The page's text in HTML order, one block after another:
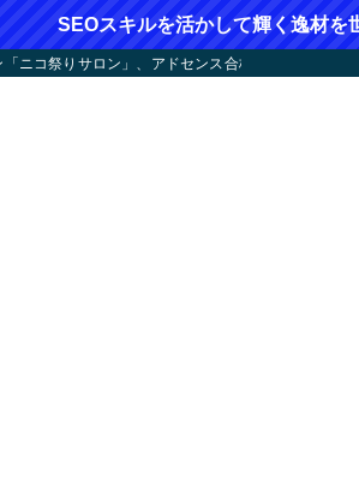
SEOスキルを活かして輝く逸材を
ニコ祭りサロン」、アドセンス合格応援！人つ